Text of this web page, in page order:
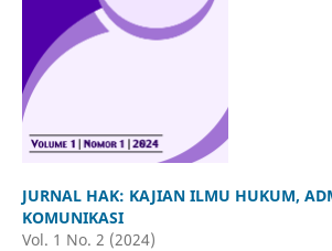
JURNAL HAK: KAJIAN ILMU HUKUM,
KOMUNIKASI
Vol. 1 No. 2 (2024)